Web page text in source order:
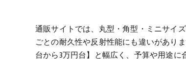
通販サイトでは、丸型・角型・ミニサイ
ごとの耐久性や反射性能にも違いがあり
台から3万円台】と幅広く、予算や用途に